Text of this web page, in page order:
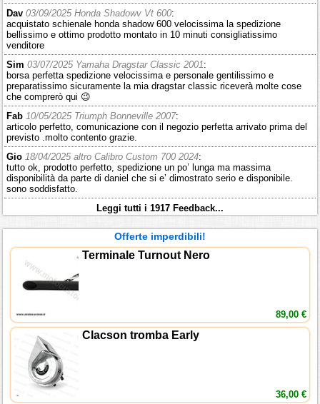
Dav 03/09/2025 Honda Shadowv Vt 600:
acquistato schienale honda shadow 600 velocissima la spedizione
bellissimo e ottimo prodotto montato in 10 minuti consigliatissimo
venditore
Sim 03/07/2025 Yamaha Dragstar Classic 2001:
borsa perfetta spedizione velocissima e personale gentilissimo e
preparatissimo sicuramente la mia dragstar classic riceverà molte cose
che comprerò qui 😉
Fab 10/05/2025 Triumph Bonneville 2007:
articolo perfetto, comunicazione con il negozio perfetta arrivato prima del
previsto .molto contento grazie.
Gio 18/04/2025 altro Calibro Custom 700 2024:
tutto ok, prodotto perfetto, spedizione un po’ lunga ma massima
disponibilità da parte di daniel che si e’ dimostrato serio e disponibile.
sono soddisfatto.
Leggi tutti i 1917 Feedback...
Offerte imperdibili!
Terminale Turnout Nero
89,00 €
Clacson tromba Early
36,00 €